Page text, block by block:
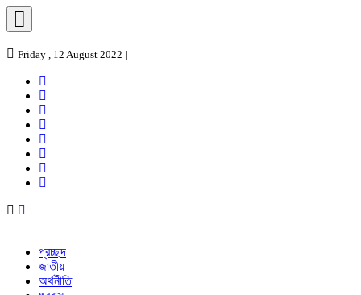
Friday , 12 August 2022 |
প্রচ্ছদ
জাতীয়
অর্থনীতি